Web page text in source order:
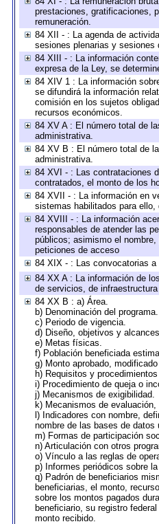
prestaciones, gratificaciones,
remuneración.
84 XII - : La agenda de
sesiones plenarias y sesiones
84 XIII - : La información
expresa de la Ley, se
84 XIV 1 : La información
se difundirá la información
comisión en los sujetos
recursos económicos.
84 XV A : El número total de
administrativa.
84 XV B : El número total de
administrativa.
84 XVI - : Las contrataciones
contratados, el monto de los
84 XVII - : La información en
sistemas habilitados para
84 XVIII - : La información
responsables de atender las
públicos; asimismo el
peticiones de acceso
84 XIX - : Las convocatorias
84 XX A : La información de
de servicios, de
84 XX B : a) Área.
b) Denominación del programa.
c) Periodo de vigencia.
d) Diseño, objetivos y
e) Metas físicas.
f) Población beneficiada
g) Monto aprobado,
h) Requisitos y
i) Procedimiento de queja o
j) Mecanismos de exigibilidad.
k) Mecanismos de
l) Indicadores con nombre,
nombre de las bases de
m) Formas de participación
n) Articulación con otros
o) Vínculo a las reglas de
p) Informes periódicos sobre
q) Padrón de beneficiarios
beneficiarias, el monto,
sobre los montos pagados
beneficiario, su registro
monto recibido.